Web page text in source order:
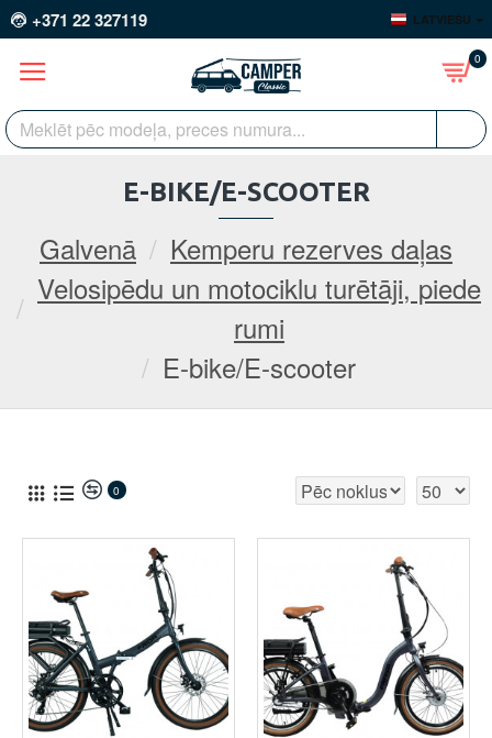
+371 22 327119 LATVIEŠU
0
Galvenā
Kemperu rezerves daļas
Velosipēdu un motociklu turētāji, piede
rumi
E-bike/E-scooter
E-BIKE/E-SCOOTER
0